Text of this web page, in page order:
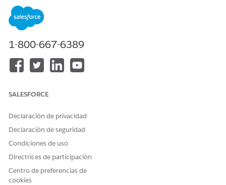
Disponible en: Lightning Experience
Disponible en: Ediciones
Unlimited
Agentforce for Automotive Edition o incluido en Agentforce
1 Automotive Edition. Requiere que cada usuario tenga el
complemento Agentforce for Automotive para acceder a la
acción.
trabajo de servicio de activo.
¿RESOLVIÓ ESTE ARTÍCULO SU PROBLEMA?
¡Háganos saber cómo podemos mejorar!
1-800-667-6389
SALESFORCE
Declaración de privacidad
Declaración de seguridad
Condiciones de uso
Directrices de participación
Centro de preferencias de
cookies